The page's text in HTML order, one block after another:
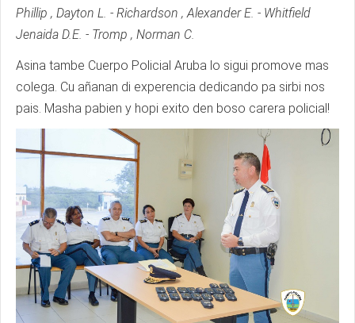
Phillip , Dayton L. - Richardson , Alexander E. - Whitfield
Jenaida D.E. - Tromp , Norman C.
Asina tambe Cuerpo Policial Aruba lo sigui promove mas
colega. Cu añanan di experencia dedicando pa sirbi nos
pais. Masha pabien y hopi exito den boso carera policial!